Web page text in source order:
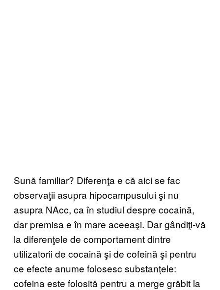
Sună familiar? Diferenţa e că aici se fac
observaţii asupra hipocampusului şi nu
asupra NAcc, ca în studiul despre cocaină,
dar premisa e în mare aceeaşi. Dar gândiţi-vă
la diferenţele de comportament dintre
utilizatorii de cocaină şi de cofeină şi pentru
ce efecte anume folosesc substanţele:
cofeina este folosită pentru a merge grăbit la